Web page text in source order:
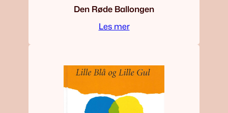
Den Røde Ballongen
Les mer